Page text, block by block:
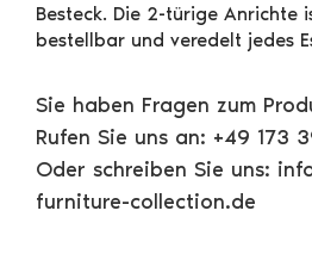
Besteck. Die 2-türige Anrichte
bestellbar und veredelt jedes
Sie haben Fragen zum
Rufen Sie uns an: +49 173
Oder schreiben Sie uns:
furniture-collection.de